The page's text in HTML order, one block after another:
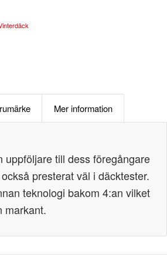
Mer information
uppföljare till dess föregångare
presterat väl i däcktester.
teknologi bakom 4:an vilket
markant.